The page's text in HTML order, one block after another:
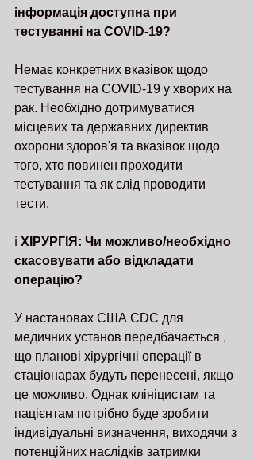
інформація доступна при
тестуванні на COVID-19?
Немає конкретних вказівок щодо
тестування на COVID-19 у хворих на
рак. Необхідно дотримуватися
місцевих та державних директив
охорони здоров'я та вказівок щодо
того, хто повинен проходити
тестування та як слід проводити
тести.
ℹ️ ХІРУРГІЯ: Чи можливо/необхідно
скасовувати або відкладати
операцію?
У настановах США CDC для
медичних установ передбачається ,
що планові хірургічні операції в
стаціонарах будуть перенесені, якщо
це можливо. Однак клініцистам та
пацієнтам потрібно буде зробити
індивідуальні визначення, виходячи з
потенційних наслідків затримки